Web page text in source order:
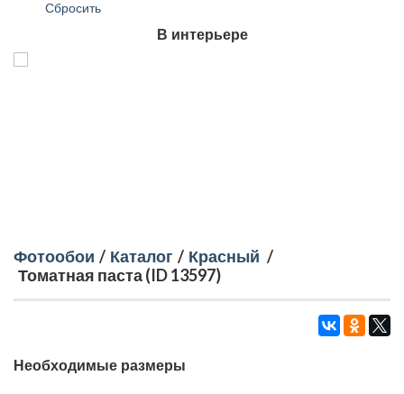
Сбросить
В интерьере
Фотообои / Каталог / Красный /
Томатная паста (ID 13597)
Необходимые размеры